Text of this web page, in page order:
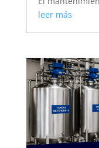
leer más